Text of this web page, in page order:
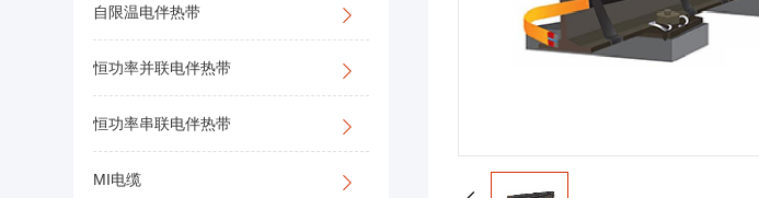
自限温电伴热带
恒功率并联电伴热带
恒功率串联电伴热带
MI电缆